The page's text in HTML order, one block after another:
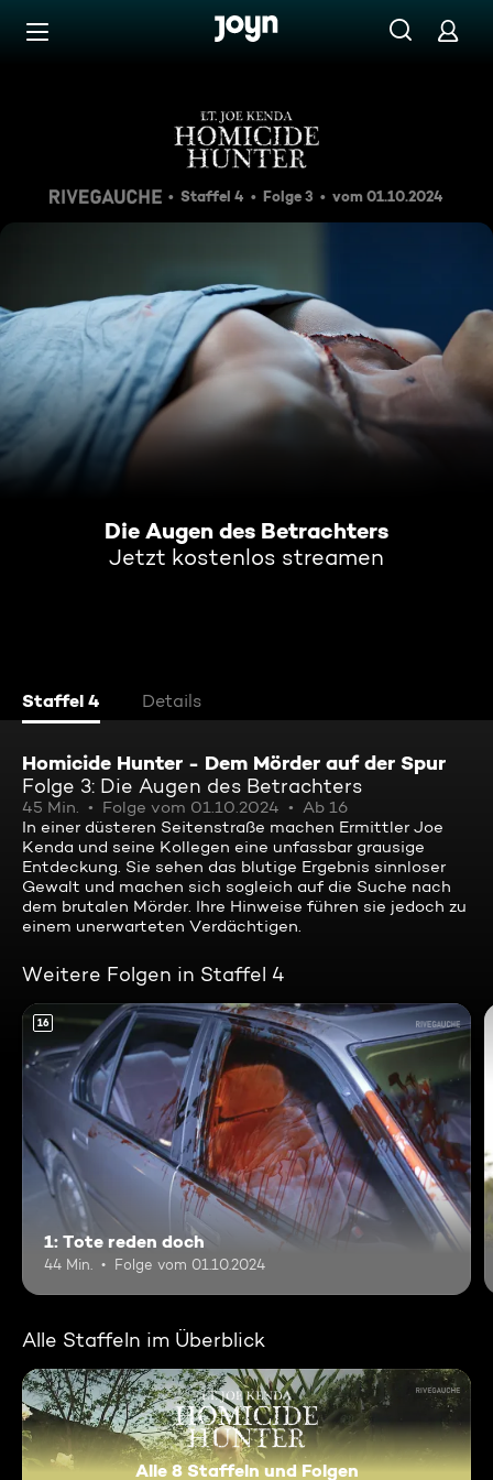
Zum Inhalt springen
Die Augen des Betrachters
Staffel 4 Folge 3 vom 01.10.2024
Die Augen des Betrachters
Jetzt kostenlos streamen
Staffel 4 Details
Homicide Hunter - Dem Mörder auf der Spur
Folge 3: Die Augen des Betrachters
45 Min. Folge vom 01.10.2024
Ab 16
In einer düsteren Seitenstraße machen Ermittler Joe
Kenda und seine Kollegen eine unfassbar grausige
Entdeckung. Sie sehen das blutige Ergebnis sinnloser
Gewalt und machen sich sogleich auf die Suche nach
dem brutalen Mörder. Ihre Hinweise führen sie jedoch zu
einem unerwarteten Verdächtigen.
Weitere Folgen in Staffel 4
16
1: Tote reden doch
44 Min. Folge vom 01.10.2024
Alle Staffeln im Überblick
Alle 8 Staffeln und Folgen